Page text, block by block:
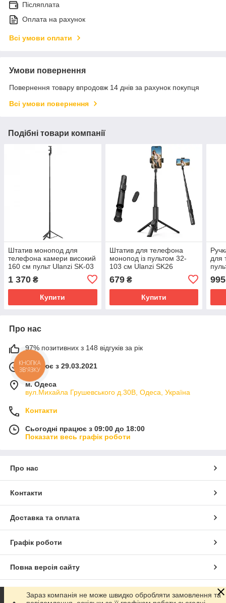
Післяплата
Оплата на рахунок
Всі умови оплати
Умови повернення
Повернення товару впродовж 14 днів за рахунок покупця
Всі умови повернення
Подібні товари компанії
Штатив монопод для
телефона камери високий
160 см пульт Ulanzi SK-03
1 370 ₴
Купити
Штатив для телефона
монопод із пультом 32-
103 см Ulanzi SK26
679₴
Купити
для
995
Про нас
97% позитивних з 148 відгуків за рік
Працює з 29.03.2021
м. Одеса
вул.Михайла Грушевського д.30В, Одеса, Україна
Контакти
Сьогодні працює з 09:00 до 18:00
Показати весь графік роботи
Про нас
Контакти
Доставка та оплата
Графік роботи
Повна версія сайту
Сайт створено на маркетплейсі Prom.ua
Зараз компанія не може швидко обробляти замовлення та
КНОПКА
ЗВ'ЯЗКУ